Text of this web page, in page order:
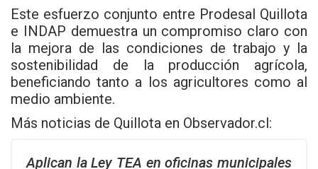
Este esfuerzo conjunto entre Prodesal Quillota
e INDAP demuestra un compromiso claro con
la mejora de las condiciones de trabajo y la
sostenibilidad de la producción agrícola,
beneficiando tanto a los agricultores como al
medio ambiente.
Más noticias de Quillota en Observador.cl:
Aplican la Ley TEA en oficinas municipales